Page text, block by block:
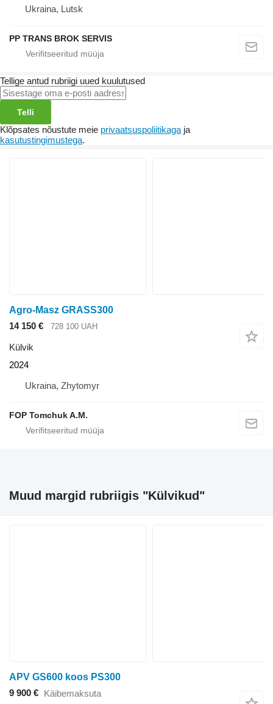
Ukraina, Lutsk
PP TRANS BROK SERVIS
Tellige antud rubriigi uued kuulutused
Telli
Klõpsates nõustute meie privaatsuspoliitikaga ja
kasutustingimustega.
Agro-Masz GRASS300
14 150 €
728 100 UAH
Külvik
2024
Ukraina, Zhytomyr
FOP Tomchuk A.M.
Muud margid rubriigis "Külvikud"
APV GS600 koos PS300
9 900 € Käibemaksuta